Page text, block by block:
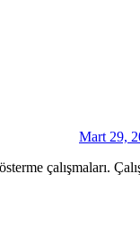
Mart 29,
çalışmaları.